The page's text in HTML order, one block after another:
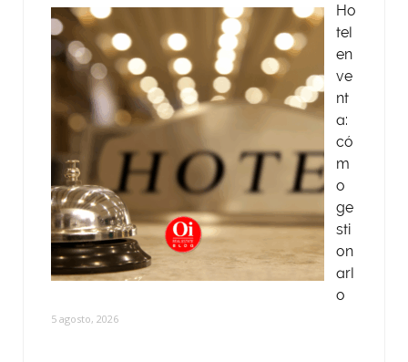
Ho
tel
en
ve
nt
a:
có
m
o
ge
sti
on
arl
o
5 agosto, 2026